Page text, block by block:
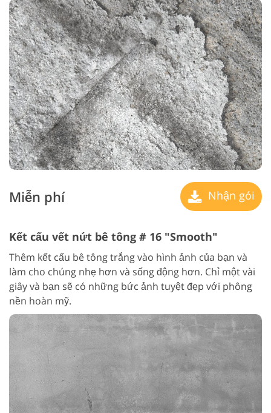
Miễn phí Nhận gói
Kết cấu vết nứt bê tông # 16 "Smooth"
Thêm kết cấu bê tông trắng vào hình ảnh của bạn và
làm cho chúng nhẹ hơn và sống động hơn. Chỉ một vài
giây và bạn sẽ có những bức ảnh tuyệt đẹp với phông
nền hoàn mỹ.